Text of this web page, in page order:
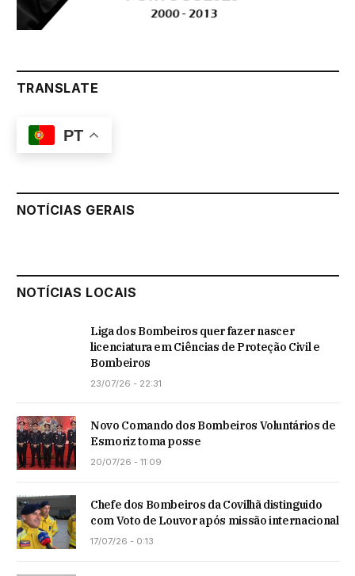
TRANSLATE
PT
NOTÍCIAS GERAIS
NOTÍCIAS LOCAIS
Liga dos Bombeiros quer fazer nascer
licenciatura em Ciências de Proteção Civil e
Bombeiros
23/07/26 - 22:31
Novo Comando dos Bombeiros Voluntários de
Esmoriz toma posse
20/07/26 - 11:09
Chefe dos Bombeiros da Covilhã distinguido
com Voto de Louvor após missão internacional
17/07/26 - 0:13